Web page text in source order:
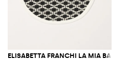
ELISABETTA FRANCHI LA MIA BAMBINA